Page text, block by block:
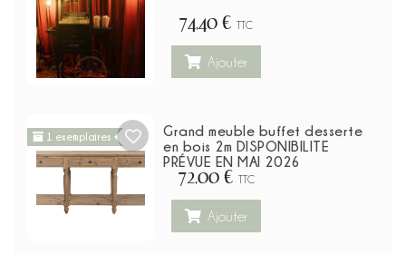
74,40 € TTC
Ajouter
1 exemplaires
Grand meuble buffet desserte
en bois 2m DISPONIBILITE
PRÉVUE EN MAI 2026
72,00 € TTC
Ajouter